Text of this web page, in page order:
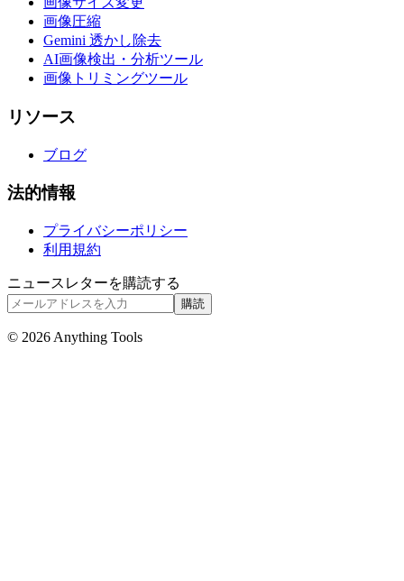
画像圧縮
Gemini 透かし除去
AI画像検出・分析ツール
画像トリミングツール
リソース
ブログ
法的情報
プライバシーポリシー
利用規約
ニュースレターを購読する
購読
© 2026 Anything Tools